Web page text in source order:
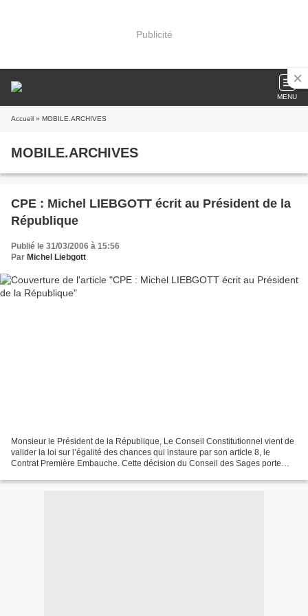
Publicité
MENU
Accueil » MOBILE.ARCHIVES
MOBILE.ARCHIVES
CPE : Michel LIEBGOTT écrit au Président de la
République
Publié le 31/03/2006 à 15:56
Par Michel Liebgott
Monsieur le Président de la République, Le Conseil Constitutionnel vient de
valider la loi sur l’égalité des chances qui instaure par son article 8, le
Contrat Première Embauche. Cette décision du Conseil des Sages porte